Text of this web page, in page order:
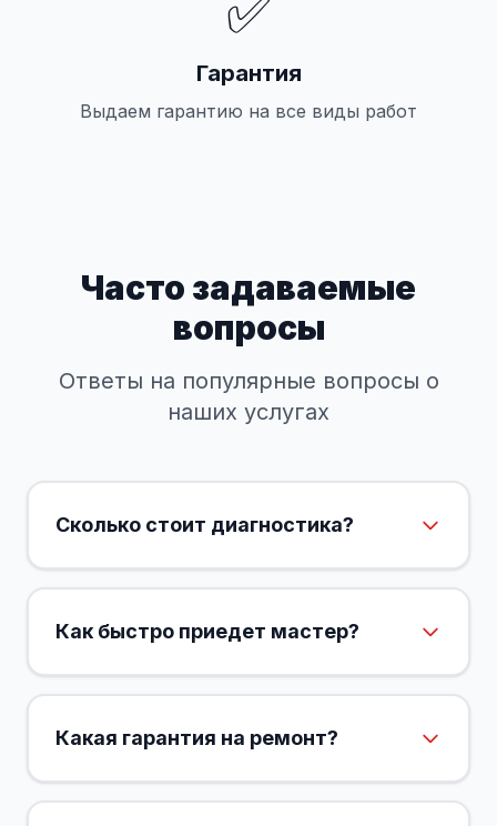
Гарантия
Выдаем гарантию на все виды работ
Часто задаваемые
вопросы
Ответы на популярные вопросы о
наших услугах
Сколько стоит диагностика?
Как быстро приедет мастер?
Какая гарантия на ремонт?